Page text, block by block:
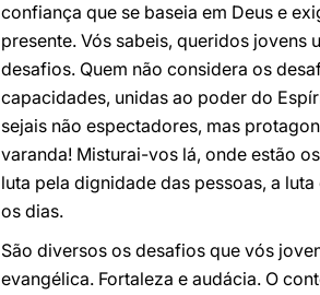
confiança que se baseia em Deus e
presente. Vós sabeis, queridos jovens
desafios. Quem não considera os
capacidades, unidas ao poder do
sejais não espectadores, mas
varanda! Misturai-vos lá, onde estão
luta pela dignidade das pessoas, a
os dias.
São diversos os desafios que vós
evangélica. Fortaleza e audácia. O